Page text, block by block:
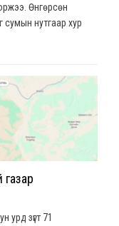
Өнгөрсөн
нутгаар хур
урд зүгт 71